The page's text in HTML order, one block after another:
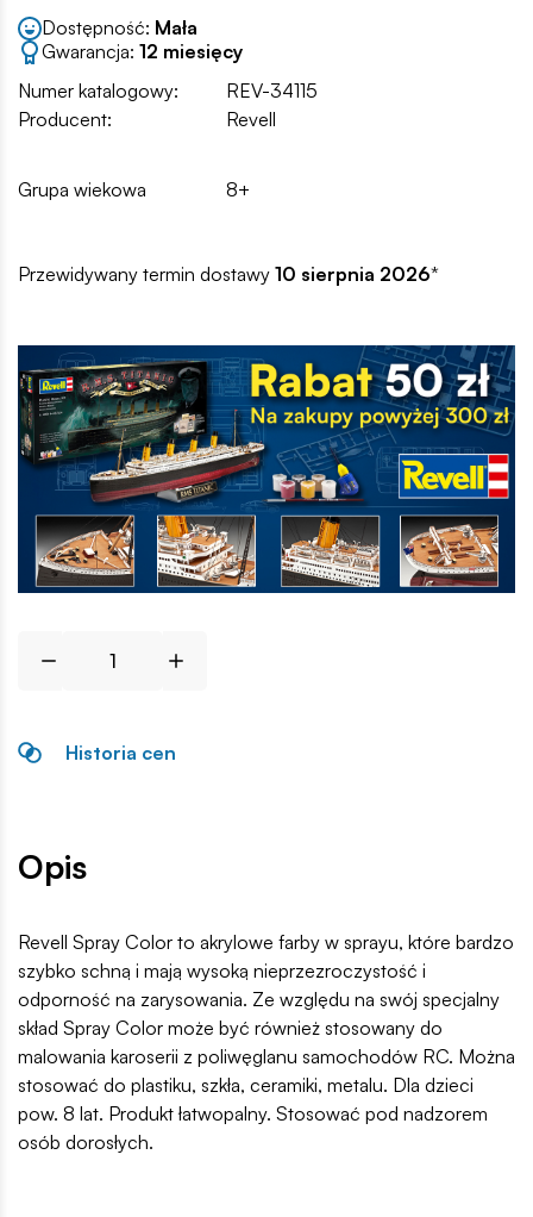
Dostępność: Mała
Gwarancja: 12 miesięcy
Numer katalogowy:
REV-34115
Producent:
Revell
Grupa wiekowa 8+
Przewidywany termin dostawy 10 sierpnia 2026*
Historia cen
Opis
Revell Spray Color to akrylowe farby w sprayu, które bardzo
szybko schną i mają wysoką nieprzezroczystość i
odporność na zarysowania. Ze względu na swój specjalny
skład Spray Color może być również stosowany do
malowania karoserii z poliwęglanu samochodów RC. Można
stosować do plastiku, szkła, ceramiki, metalu. Dla dzieci
pow. 8 lat. Produkt łatwopalny. Stosować pod nadzorem
osób dorosłych.